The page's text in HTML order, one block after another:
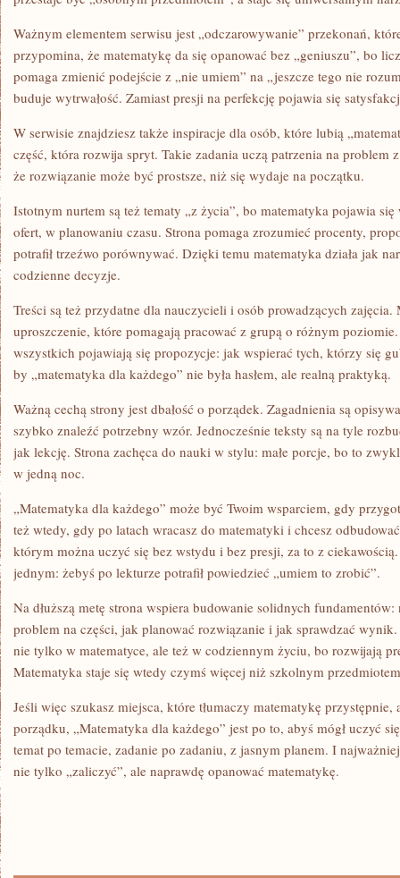
Ważnym elementem serwisu jest „odczarowywanie” przekonań,
przypomina, że matematykę da się opanować bez „geniuszu”, bo
pomaga zmienić podejście z „nie umiem” na „jeszcze tego nie
buduje wytrwałość. Zamiast presji na perfekcję pojawia się
W serwisie znajdziesz także inspiracje dla osób, które lubią
część, która rozwija spryt. Takie zadania uczą patrzenia na problem
że rozwiązanie może być prostsze, niż się wydaje na początku.
Istotnym nurtem są też tematy „z życia”, bo matematyka pojawia
ofert, w planowaniu czasu. Strona pomaga zrozumieć procenty,
potrafił trzeźwo porównywać. Dzięki temu matematyka działa jak
codzienne decyzje.
Treści są też przydatne dla nauczycieli i osób prowadzących
uproszczenie, które pomagają pracować z grupą o różnym
wszystkich pojawiają się propozycje: jak wspierać tych, którzy się
by „matematyka dla każdego” nie była hasłem, ale realną praktyką.
Ważną cechą strony jest dbałość o porządek. Zagadnienia są
szybko znaleźć potrzebny wzór. Jednocześnie teksty są na tyle
jak lekcję. Strona zachęca do nauki w stylu: małe porcje, bo to
w jedną noc.
„Matematyka dla każdego” może być Twoim wsparciem, gdy
też wtedy, gdy po latach wracasz do matematyki i chcesz
którym można uczyć się bez wstydu i bez presji, za to z
jednym: żebyś po lekturze potrafił powiedzieć „umiem to zrobić”.
Na dłuższą metę strona wspiera budowanie solidnych
problem na części, jak planować rozwiązanie i jak sprawdzać
nie tylko w matematyce, ale też w codziennym życiu, bo rozwijają
Matematyka staje się wtedy czymś więcej niż szkolnym
Jeśli więc szukasz miejsca, które tłumaczy matematykę
porządku, „Matematyka dla każdego” jest po to, abyś mógł uczyć
temat po temacie, zadanie po zadaniu, z jasnym planem. I
nie tylko „zaliczyć”, ale naprawdę opanować matematykę.